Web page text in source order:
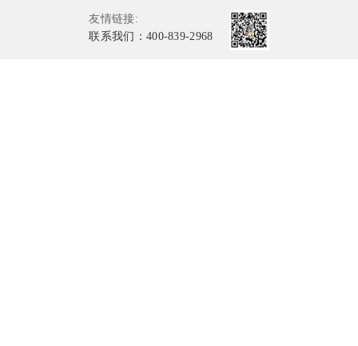
友情链接:
联系我们：400-839-2968